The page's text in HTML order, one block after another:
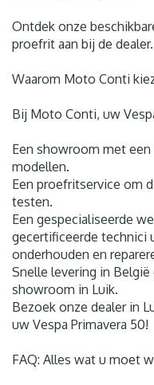
Ontdek onze
proefrit aan bij de dealer.
Waarom Moto Conti
Bij Moto Conti, uw
Een showroom met een
modellen.
Een proefritservice om
testen.
Een gespecialiseerde
gecertificeerde technici
onderhouden en
Snelle levering in
showroom in Luik.
Bezoek onze dealer in
uw Vespa Primavera 50!
FAQ: Alles wat u moet